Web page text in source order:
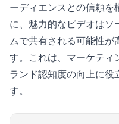
ーディエンスとの信頼を
に、魅力的なビデオはソ
ムで共有される可能性が
す。これは、マーケティ
ランド認知度の向上に役
す。